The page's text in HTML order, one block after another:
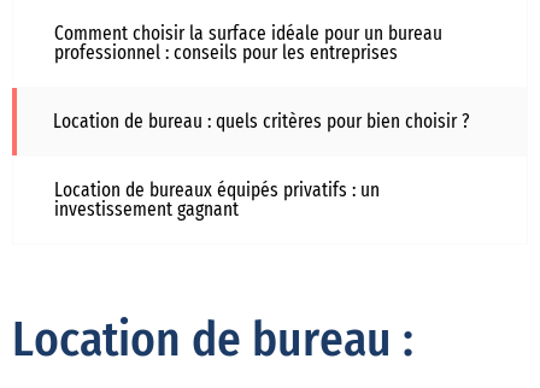
Comment choisir la surface idéale pour un bureau
professionnel : conseils pour les entreprises
Location de bureau : quels critères pour bien choisir ?
Location de bureaux équipés privatifs : un
investissement gagnant
Location de bureau :